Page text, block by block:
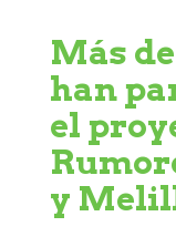
Más
han
el
y